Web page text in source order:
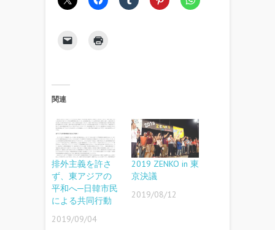
関連
排外主義を許さ
ず、東アジアの
平和へ─日韓市民
による共同行動
2019/09/04
2019 ZENKO in 東
京決議
2019/08/12